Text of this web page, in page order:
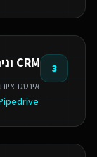
3 CRM וניהול לקוחות